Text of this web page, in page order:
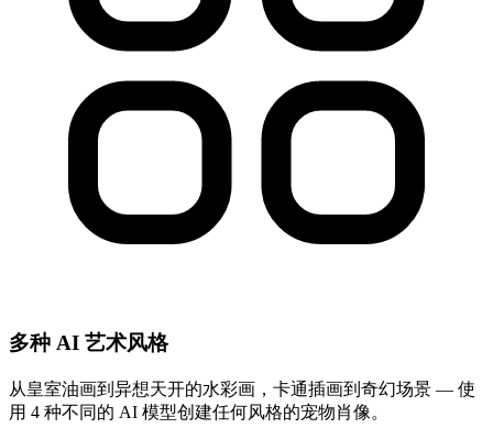
多种 AI 艺术风格
从皇室油画到异想天开的水彩画，卡通插画到奇幻场景 — 使
用 4 种不同的 AI 模型创建任何风格的宠物肖像。